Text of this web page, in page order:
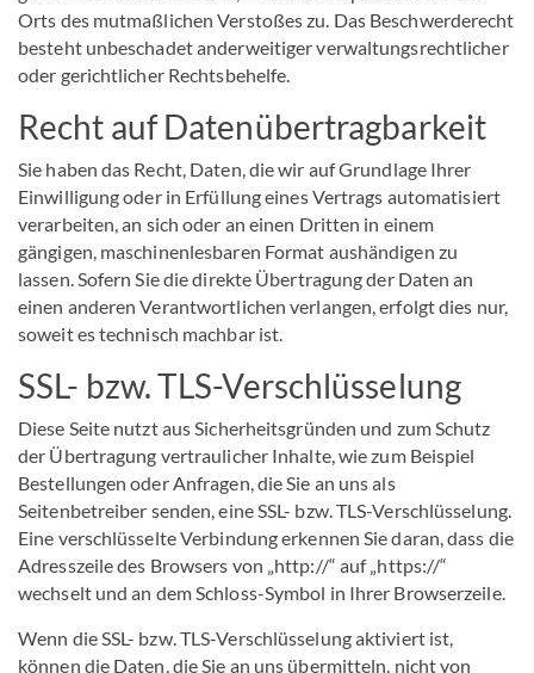
Orts des mutmaßlichen Verstoßes zu. Das Beschwerderecht
besteht unbeschadet anderweitiger verwaltungsrechtlicher
oder gerichtlicher Rechtsbehelfe.
Recht auf Daten­übertrag­barkeit
Sie haben das Recht, Daten, die wir auf Grundlage Ihrer
Einwilligung oder in Erfüllung eines Vertrags automatisiert
verarbeiten, an sich oder an einen Dritten in einem
gängigen, maschinenlesbaren Format aushändigen zu
lassen. Sofern Sie die direkte Übertragung der Daten an
einen anderen Verantwortlichen verlangen, erfolgt dies nur,
soweit es technisch machbar ist.
SSL- bzw. TLS-Verschlüsselung
Diese Seite nutzt aus Sicherheitsgründen und zum Schutz
der Übertragung vertraulicher Inhalte, wie zum Beispiel
Bestellungen oder Anfragen, die Sie an uns als
Seitenbetreiber senden, eine SSL- bzw. TLS-Verschlüsselung.
Eine verschlüsselte Verbindung erkennen Sie daran, dass die
Adresszeile des Browsers von „http://“ auf „https://“
wechselt und an dem Schloss-Symbol in Ihrer Browserzeile.
Wenn die SSL- bzw. TLS-Verschlüsselung aktiviert ist,
können die Daten, die Sie an uns übermitteln, nicht von